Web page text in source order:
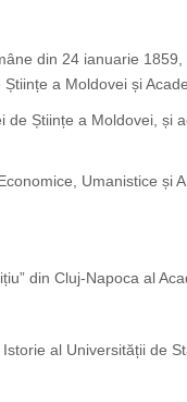
din 24 ianuarie
a Moldovei și
de Științe a Moldovei, și
Umanistice și
din Cluj-Napoca al
al Universității de